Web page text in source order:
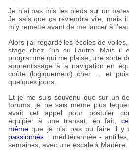
Je n’ai pas mis les pieds sur un
Je sais que ça reviendra vite, mais
m’y remette avant de me lancer à
Alors j’ai regardé les écoles de
stage chez l’un ou l’autre. Mais il
programme qui me plaise, une sorte
apprentissage à la navigation en
coûte (logiquement) cher … et
quelques jours.
Et je me suis souvenu que sur un
forums, je ne sais même plus
avait cet appel pour postuler
équipier à une transat, en fait,
même que je n’ai pas pu faire il
passionnés : méditérannée -
semaines, avec une escale à Madère.